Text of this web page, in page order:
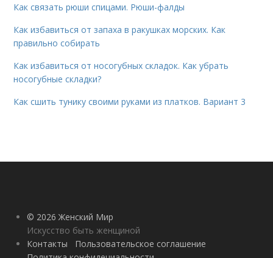
Как связать рюши спицами. Рюши-фалды
Как избавиться от запаха в ракушках морских. Как
правильно собирать
Как избавиться от носогубных складок. Как убрать
носогубные складки?
Как сшить тунику своими руками из платков. Вариант 3
© 2026 Женский Мир
Искусство быть женщиной
Контакты
Пользовательское соглашение